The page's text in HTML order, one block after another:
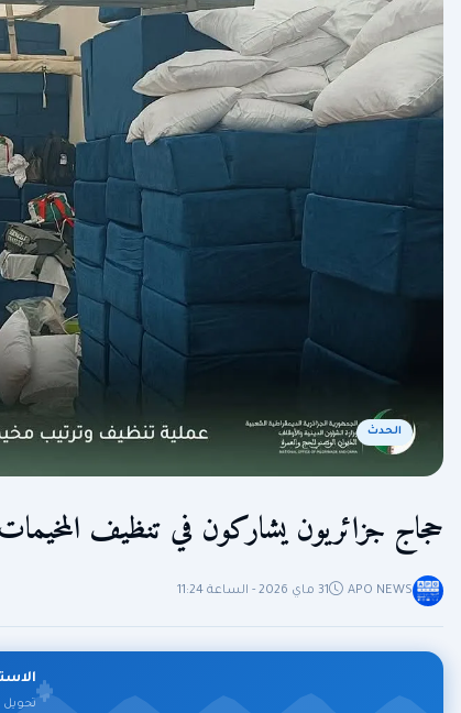
الحدث
حجاج جزائريون يشاركون في تنظيف
APO NEWS 31 ماي 2026 - الساعة 11:24